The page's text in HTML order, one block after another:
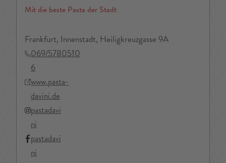
Mit die beste Pasta der Stadt
Frankfurt, Innenstadt, Heiligkreuzgasse 9A
069/5780510
6
www.pasta-
davini.de
pastadavi
ni
pastadavi
ni